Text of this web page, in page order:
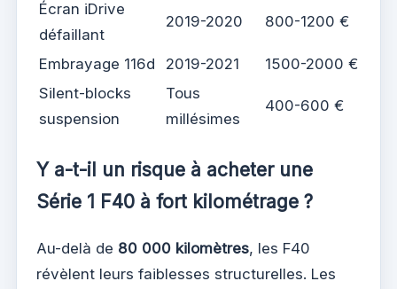
Écran iDrive
défaillant
2019-2020 800-1200 €
Embrayage 116d 2019-2021
1500-2000 €
Silent-blocks
suspension
Tous
millésimes
400-600 €
Y a-t-il un risque à acheter une
Série 1 F40 à fort kilométrage ?
Au-delà de 80 000 kilomètres, les F40
révèlent leurs faiblesses structurelles. Les